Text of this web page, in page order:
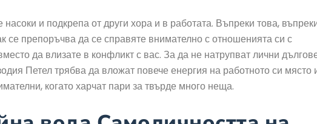
и подкрепа от други хора и в работата. Въпреки това,
се препоръчва да се справяте внимателно с отношенията си с
да влизате в конфликт с вас. За да не натрупват лични
Петел трябва да вложат повече енергия на работното си място
когато харчат пари за твърде много неща.